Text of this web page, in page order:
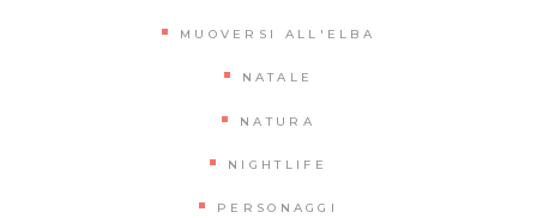
MUOVERSI ALL'ELBA
NATALE
NATURA
NIGHTLIFE
PERSONAGGI